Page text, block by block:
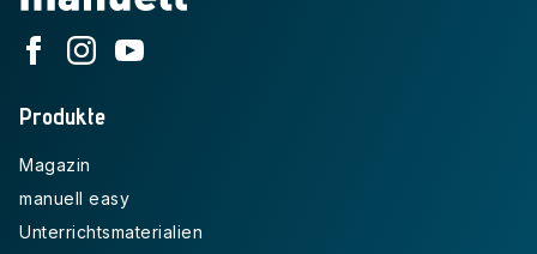
Produkte
Magazin
manuell easy
Unterrichtsmaterialien